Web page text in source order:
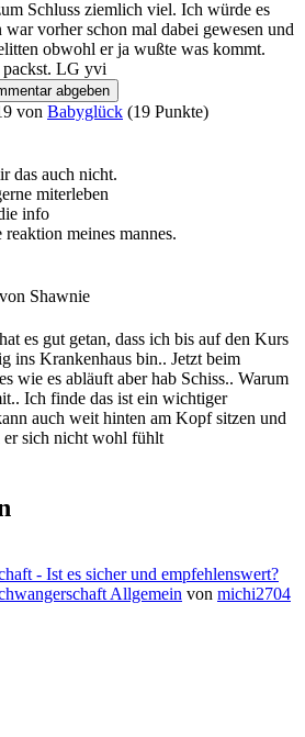
Schluss ziemlich viel. Ich würde es
vorher schon mal dabei gewesen und
obwohl er ja wußte was kommt.
packst. LG yvi
von Babyglück (19 Punkte)
das auch nicht.
miterleben
info
meines mannes.
von Shawnie
es gut getan, dass ich bis auf den Kurs
ins Krankenhaus bin.. Jetzt beim
wie es abläuft aber hab Schiss.. Warum
Ich finde das ist ein wichtiger
auch weit hinten am Kopf sitzen und
sich nicht wohl fühlt
- Ist es sicher und empfehlenswert?
Allgemein von michi2704